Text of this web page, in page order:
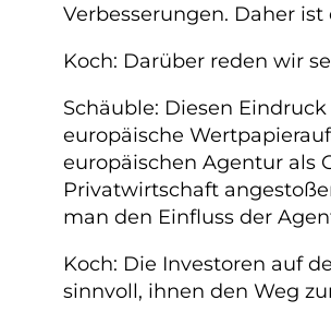
Verbesserungen. Daher
Koch: Darüber reden wir
Schäuble: Diesen
europäische
europäischen Agentur als
Privatwirtschaft
man den Einfluss der
Koch: Die Investoren auf
sinnvoll, ihnen den Weg